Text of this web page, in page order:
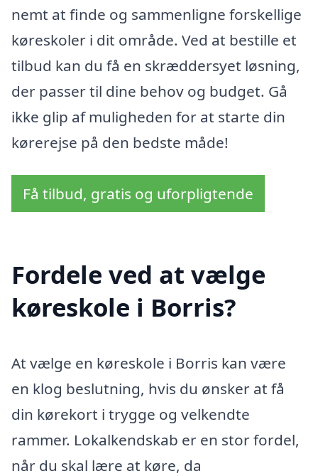
nemt at finde og sammenligne forskellige
køreskoler i dit område. Ved at bestille et
tilbud kan du få en skræddersyet løsning,
der passer til dine behov og budget. Gå
ikke glip af muligheden for at starte din
kørerejse på den bedste måde!
Få tilbud, gratis og uforpligtende
Fordele ved at vælge
køreskole i Borris?
At vælge en køreskole i Borris kan være
en klog beslutning, hvis du ønsker at få
din kørekort i trygge og velkendte
rammer. Lokalkendskab er en stor fordel,
når du skal lære at køre, da